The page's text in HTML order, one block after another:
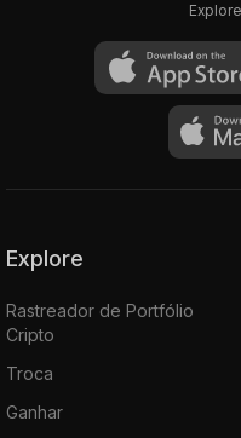
Explore
Rastreador de Portfólio
Cripto
Troca
Ganhar